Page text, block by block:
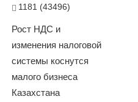
1181 (43496)
Рост НДС и
изменения налоговой
системы коснутся
малого бизнеса
Казахстана